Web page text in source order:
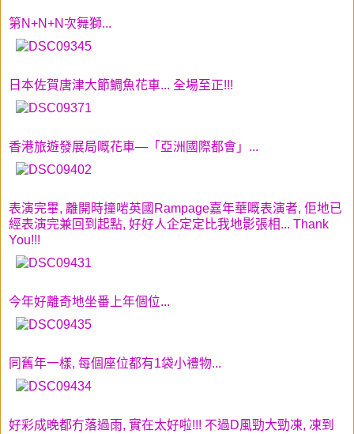
第N+N+N次舞獅...
日本佐賀唐津大節鯛魚花車... 全場至正!!!
香港旅遊發展局嘅花車—「亞洲國際都會」...
表演完畢, 離開時撞啱英國Rampage嘉年華嘅表演者, 佢地已
經表演完兼回到起點, 好好人企定定比我地影張相... Thank
You!!!
今年好離奇地坐番上年個位...
同舊年一樣, 每個座位都有1袋小禮物...
好彩成晚都冇落過雨, 實在太好啦!!! 不過D風勁大勁凍, 凍到